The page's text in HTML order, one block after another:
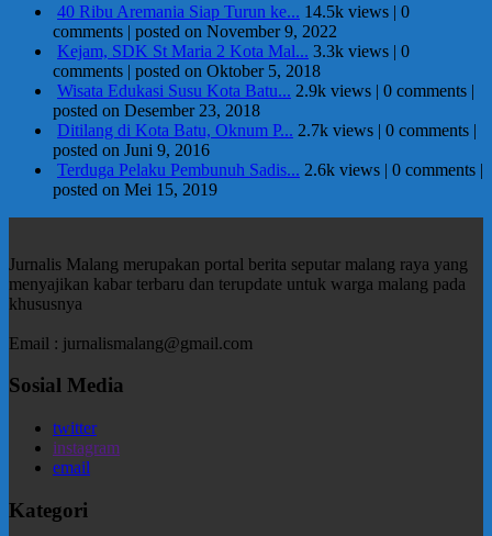
40 Ribu Aremania Siap Turun ke... 14.5k views | 0
comments | posted on November 9, 2022
Kejam, SDK St Maria 2 Kota Mal... 3.3k views | 0
comments | posted on Oktober 5, 2018
Wisata Edukasi Susu Kota Batu... 2.9k views | 0 comments |
posted on Desember 23, 2018
Ditilang di Kota Batu, Oknum P... 2.7k views | 0 comments |
posted on Juni 9, 2016
Terduga Pelaku Pembunuh Sadis... 2.6k views | 0 comments |
posted on Mei 15, 2019
Jurnalis Malang merupakan portal berita seputar malang raya yang
menyajikan kabar terbaru dan terupdate untuk warga malang pada
khususnya
Email : jurnalismalang@gmail.com
Sosial Media
twitter
instagram
email
Kategori